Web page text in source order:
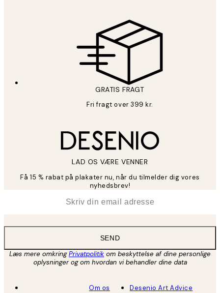
GRATIS FRAGT
Fri fragt over 399 kr.
LAD OS VÆRE VENNER
Få 15 % rabat på plakater nu, når du tilmelder dig vores
nyhedsbrev!
SEND
Læs mere omkringPrivatpolitik om beskyttelse af dine personlige
oplysninger og om hvordan vi behandler dine data
Om os
Desenio Art Advice